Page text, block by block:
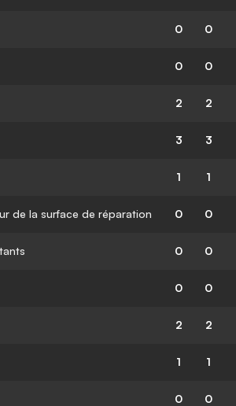
0 0
0 0
2 2
3 3
1 1
de la surface de réparation 0 0
0 0
0 0
2 2
1 1
0 0